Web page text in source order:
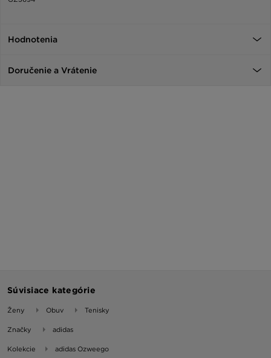
Hodnotenia
Doručenie a Vrátenie
Súvisiace kategórie
Ženy Obuv Tenisky
Značky adidas
Kolekcie adidas Ozweego